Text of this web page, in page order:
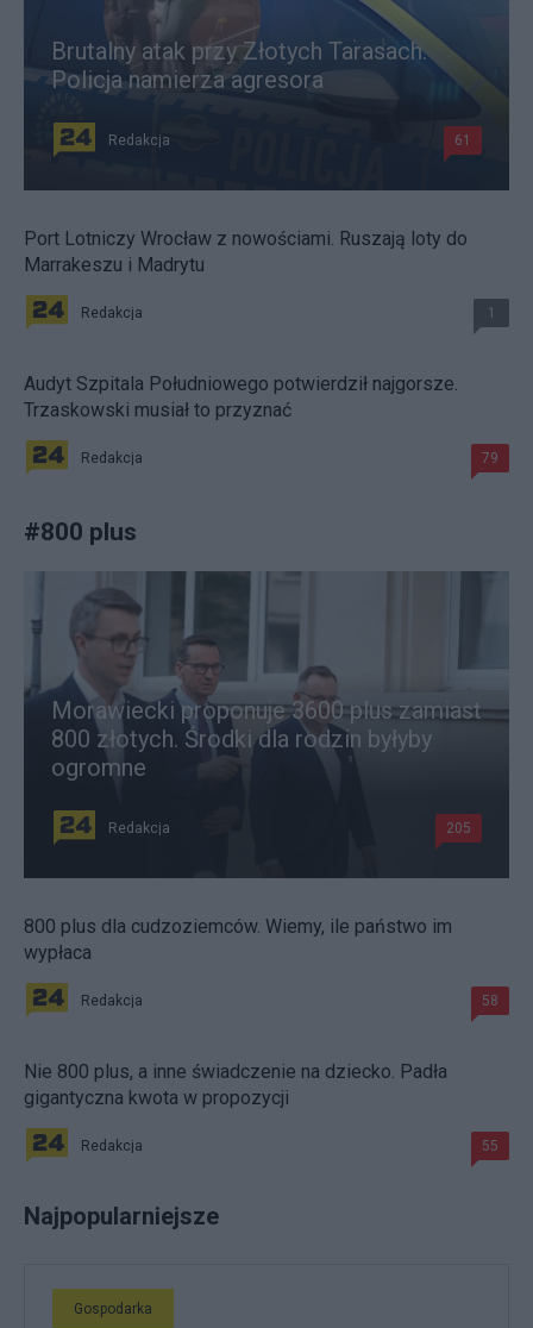
Brutalny atak przy Złotych Tarasach.
Policja namierza agresora
Redakcja 61
Port Lotniczy Wrocław z nowościami. Ruszają loty do
Marrakeszu i Madrytu
Redakcja 1
Audyt Szpitala Południowego potwierdził najgorsze.
Trzaskowski musiał to przyznać
Redakcja 79
#800 plus
Morawiecki proponuje 3600 plus zamiast
800 złotych. Środki dla rodzin byłyby
ogromne
Redakcja 205
800 plus dla cudzoziemców. Wiemy, ile państwo im
wypłaca
Redakcja 58
Nie 800 plus, a inne świadczenie na dziecko. Padła
gigantyczna kwota w propozycji
Redakcja 55
Najpopularniejsze
Gospodarka